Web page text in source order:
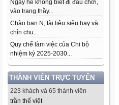
Ngày hè không biết đi đâu chơi,
vào trang thầy...
Chào bạn N, tài liệu siêu hay và
chỉn chu...
Quy chế làm việc của Chi bộ
nhiệm kỳ 2025-2030...
THÀNH VIÊN TRỰC TUYẾN
223 khách và 65 thành viên
trần thế việt